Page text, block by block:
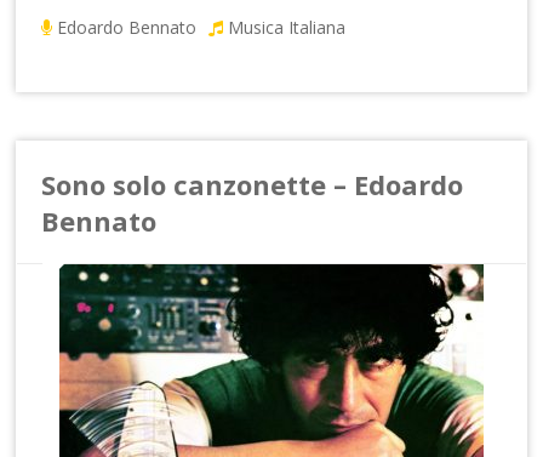
Edoardo Bennato Musica Italiana
Sono solo canzonette – Edoardo
Bennato